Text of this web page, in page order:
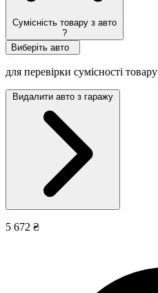
Сумісність товару з авто
?
Виберіть авто
для перевірки сумісності товару
Видалити авто з гаражу
5 672 ₴